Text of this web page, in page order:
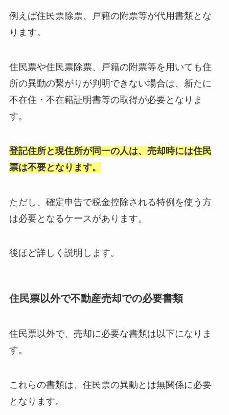
例えば住民票除票、戸籍の附票等が代用書類とな
ります。
住民票や住民票除票、戸籍の附票等を用いても住
所の異動の繋がりが判明できない場合は、新たに
不在住・不在籍証明書等の取得が必要となりま
す。
登記住所と現住所が同一の人は、売却時には住民
票は不要となります。
ただし、確定申告で税金控除される特例を使う方
は必要となるケースがあります。
後ほど詳しく説明します。
住民票以外で不動産売却での必要書類
住民票以外で、売却に必要な書類は以下になりま
す。
これらの書類は、住民票の異動とは無関係に必要
となります。